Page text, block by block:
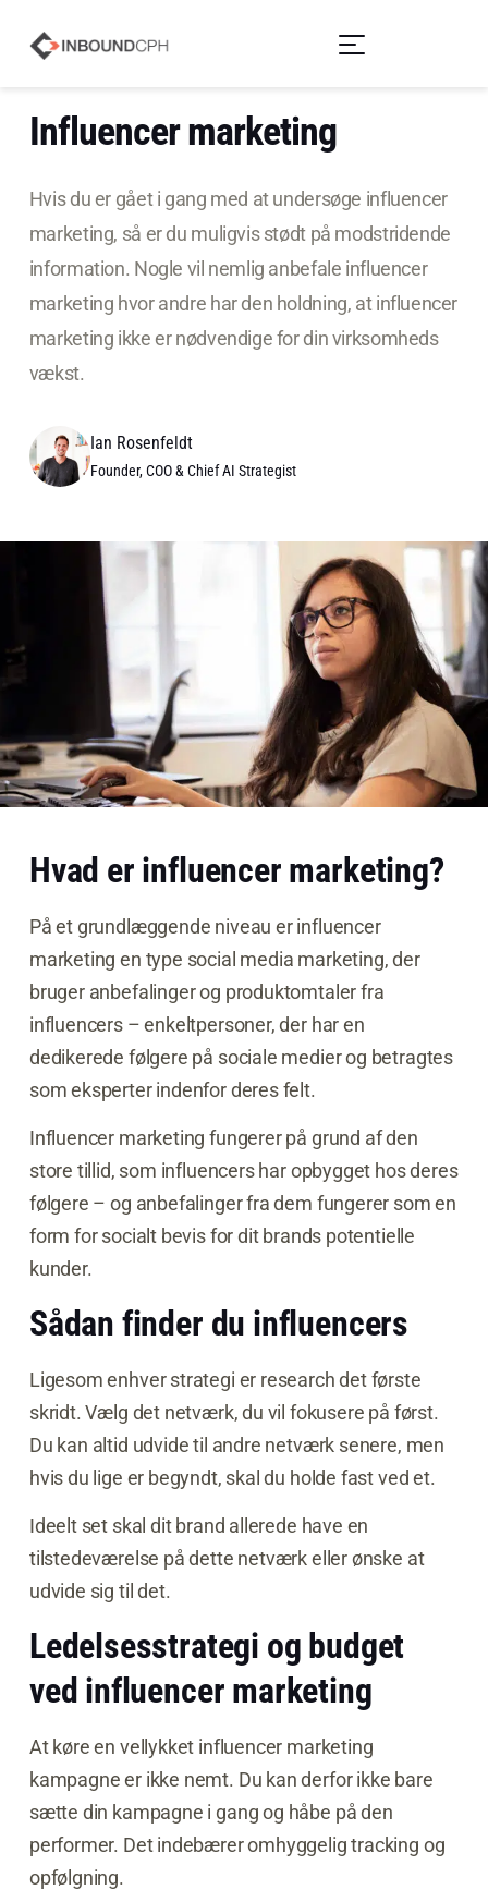
Influencer marketing
Hvis du er gået i gang med at undersøge influencer
marketing, så er du muligvis stødt på modstridende
information. Nogle vil nemlig anbefale influencer
marketing hvor andre har den holdning, at influencer
marketing ikke er nødvendige for din virksomheds
vækst.
Ian Rosenfeldt
Founder, COO & Chief AI Strategist
Hvad er influencer marketing?
På et grundlæggende niveau er influencer
marketing en type social media marketing, der
bruger anbefalinger og produktomtaler fra
influencers – enkeltpersoner, der har en
dedikerede følgere på sociale medier og betragtes
som eksperter indenfor deres felt.
Influencer marketing fungerer på grund af den
store tillid, som influencers har opbygget hos deres
følgere – og anbefalinger fra dem fungerer som en
form for socialt bevis for dit brands potentielle
kunder.
Sådan finder du influencers
Ligesom enhver strategi er research det første
skridt. Vælg det netværk, du vil fokusere på først.
Du kan altid udvide til andre netværk senere, men
hvis du lige er begyndt, skal du holde fast ved et.
Ideelt set skal dit brand allerede have en
tilstedeværelse på dette netværk eller ønske at
udvide sig til det.
Ledelsesstrategi og budget
ved influencer marketing
At køre en vellykket influencer marketing
kampagne er ikke nemt. Du kan derfor ikke bare
sætte din kampagne i gang og håbe på den
performer. Det indebærer omhyggelig tracking og
opfølgning.